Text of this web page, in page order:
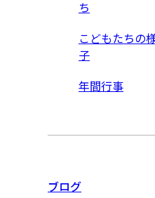
ち
こどもたちの
子
年間行事
ブログ